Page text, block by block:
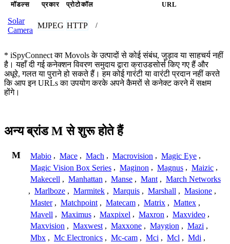
मॉडल्स प्रकार प्रोटोकॉल URL
Solar
Camera
MJPEG HTTP /
* iSpyConnect का Movols के उत्पादों से कोई संबंध, जुड़ाव या साहचर्य नहीं
है। यहाँ दी गई कनेक्शन विवरण समुदाय द्वारा क्राउडसोर्स किए गए हैं और
अधूरे, गलत या पुराने हो सकते हैं। हम कोई गारंटी या वारंटी प्रदान नहीं करते
कि आप इन URLs का उपयोग करके अपने कैमरों से कनेक्ट करने में सक्षम
होंगे।
अन्य ब्रांड M से शुरू होते हैं
M Mabio , Mace , Mach , Macrovision , Magic Eye ,
Magic Vision Box Series , Maginon , Magnus , Maizic ,
Makecell , Manhattan , Manse , Mant , March Networks
, Marlboze , Marmitek , Marquis , Marshall , Masione ,
Master , Matchpoint , Matecam , Matrix , Mattex ,
Mavell , Maximus , Maxpixel , Maxron , Maxvideo ,
Maxvision , Maxwest , Maxxone , Maygion , Mazi ,
Mbx , Mc Electronics , Mc-cam , Mci , Mcl , Mdi ,